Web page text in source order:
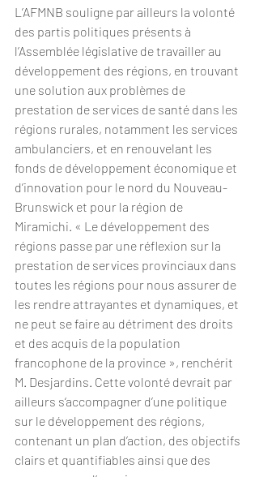
L’AFMNB souligne par ailleurs la volonté
des partis politiques présents à
l’Assemblée législative de travailler au
développement des régions, en trouvant
une solution aux problèmes de
prestation de services de santé dans les
régions rurales, notamment les services
ambulanciers, et en renouvelant les
fonds de développement économique et
d’innovation pour le nord du Nouveau-
Brunswick et pour la région de
Miramichi. « Le développement des
régions passe par une réflexion sur la
prestation de services provinciaux dans
toutes les régions pour nous assurer de
les rendre attrayantes et dynamiques, et
ne peut se faire au détriment des droits
et des acquis de la population
francophone de la province », renchérit
M. Desjardins. Cette volonté devrait par
ailleurs s‘accompagner d’une politique
sur le développement des régions,
contenant un plan d’action, des objectifs
clairs et quantifiables ainsi que des